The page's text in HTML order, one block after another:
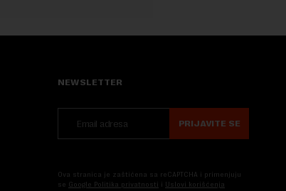
NEWSLETTER
PRIJAVITE SE
Ova stranica je zaštićena sa reCAPTCHA i primenjuju
se Google Politika privatnosti i Uslovi korišćenja